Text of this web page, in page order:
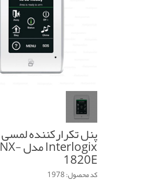
پنل تکرارکننده لمسی
Interlogix مدل NX-
1820E
کد محصول: 1978